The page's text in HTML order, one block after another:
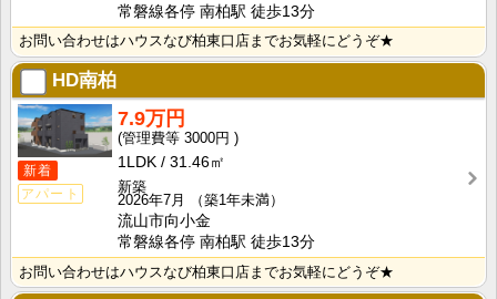
常磐線各停 南柏駅 徒歩13分
お問い合わせはハウスなび柏東口店までお気軽にどうぞ★
HD南柏
新着
アパート
7.9万円
3000円
1LDK
31.46㎡
新築
2026年7月
（築1年未満）
流山市向小金
常磐線各停 南柏駅 徒歩13分
お問い合わせはハウスなび柏東口店までお気軽にどうぞ★